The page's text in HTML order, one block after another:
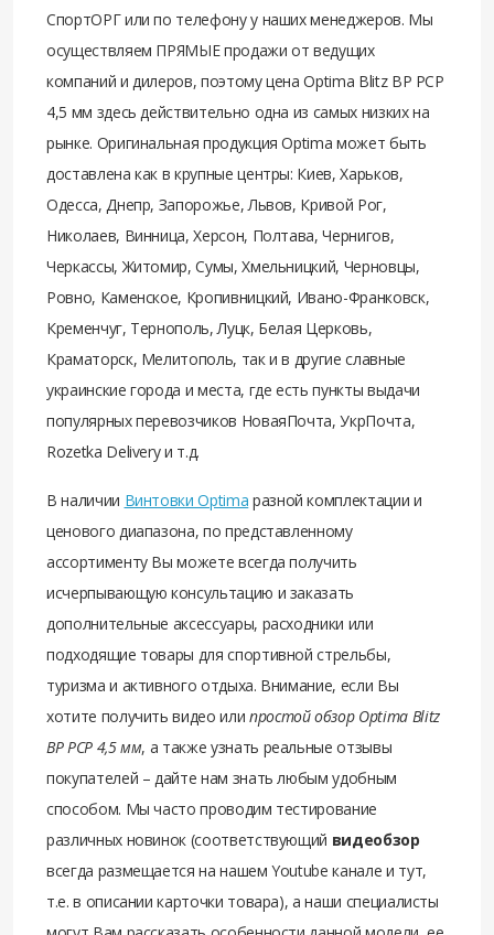
СпортОРГ или по телефону у наших менеджеров. Мы
осуществляем ПРЯМЫЕ продажи от ведущих
компаний и дилеров, поэтому цена Optima Blitz BP PCP
4,5 мм здесь действительно одна из самых низких на
рынке. Оригинальная продукция Optima может быть
доставлена как в крупные центры: Киев, Харьков,
Одесса, Днепр, Запорожье, Львов, Кривой Рог,
Николаев, Винница, Херсон, Полтава, Чернигов,
Черкассы, Житомир, Сумы, Хмельницкий, Черновцы,
Ровно, Каменское, Кропивницкий, Ивано-Франковск,
Кременчуг, Тернополь, Луцк, Белая Церковь,
Краматорск, Мелитополь, так и в другие славные
украинские города и места, где есть пункты выдачи
популярных перевозчиков НоваяПочта, УкрПочта,
Rozetka Delivery и т.д.
В наличии Винтовки Optima разной комплектации и
ценового диапазона, по представленному
ассортименту Вы можете всегда получить
исчерпывающую консультацию и заказать
дополнительные аксессуары, расходники или
подходящие товары для спортивной стрельбы,
туризма и активного отдыха. Внимание, если Вы
хотите получить видео или простой обзор Optima Blitz
BP PCP 4,5 мм, а также узнать реальные отзывы
покупателей – дайте нам знать любым удобным
способом. Мы часто проводим тестирование
различных новинок (соответствующий видеобзор
всегда размещается на нашем Youtube канале и тут,
т.е. в описании карточки товара), а наши специалисты